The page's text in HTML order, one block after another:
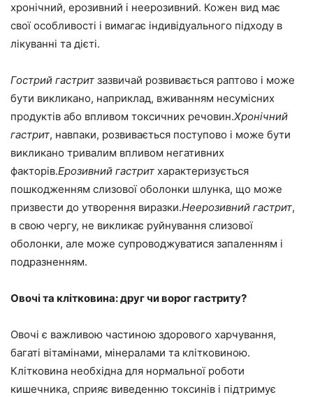
хронічний, ерозивний і неерозивний. Кожен вид має
свої особливості і вимагає індивідуального підходу в
лікуванні та дієті.
Гострий гастрит зазвичай розвивається раптово і може
бути викликано, наприклад, вживанням несумісних
продуктів або впливом токсичних речовин.Хронічний
гастрит, навпаки, розвивається поступово і може бути
викликано тривалим впливом негативних
факторів.Ерозивний гастрит характеризується
пошкодженням слизової оболонки шлунка, що може
призвести до утворення виразки.Неерозивний гастрит,
в свою чергу, не викликає руйнування слизової
оболонки, але може супроводжуватися запаленням і
подразненням.
Овочі та клітковина: друг чи ворог гастриту?
Овочі є важливою частиною здорового харчування,
багаті вітамінами, мінералами та клітковиною.
Клітковина необхідна для нормальної роботи
кишечника, сприяє виведенню токсинів і підтримує